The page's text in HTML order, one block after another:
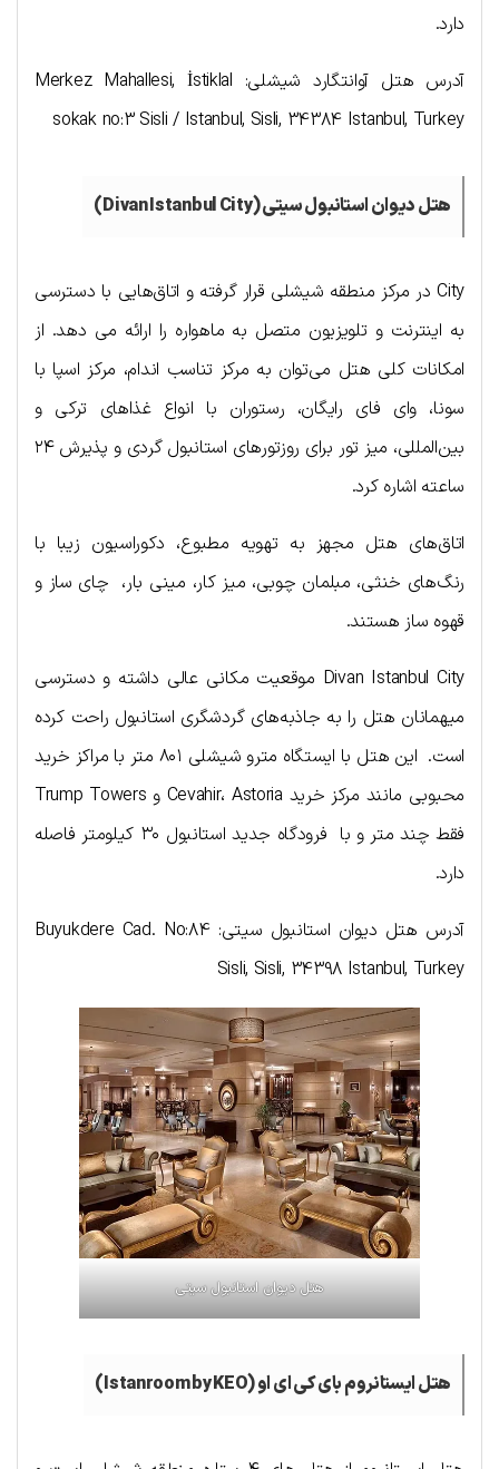
دارد.
آدرس هتل آوانتگارد شیشلی: Merkez Mahallesi, İstiklal
sokak no:3 Sisli / Istanbul, Sisli, 34384 Istanbul, Turkey
هتل دیوان استانبول سیتی (Divan Istanbul City)
City در مرکز منطقه شیشلی قرار گرفته و اتاق‌هایی با دسترسی
به اینترنت و تلویزیون متصل به ماهواره را ارائه می دهد. از
امکانات کلی هتل می‌توان به مرکز تناسب اندام، مرکز اسپا با
سونا، وای فای رایگان، رستوران با انواع غذاهای ترکی و
بین‌المللی، میز تور برای روزتورهای استانبول گردی و پذیرش ۲۴
ساعته اشاره کرد.
اتاق‌های هتل مجهز به تهویه مطبوع، دکوراسیون زیبا با
رنگ‌های خنثی، مبلمان چوبی، میز کار، مینی بار، چای ساز و
قهوه ساز هستند.
Divan Istanbul City موقعیت مکانی عالی داشته و دسترسی
میهمانان هتل را به جاذبه‌های گردشگری استانبول راحت کرده
است. این هتل با ایستگاه مترو شیشلی ۸۰۱ متر با مراکز خرید
محبوبی مانند مرکز خرید Cevahir، Astoria و Trump Towers
فقط چند متر و با فرودگاه جدید استانبول ۳۰ کیلومتر فاصله
دارد.
آدرس هتل دیوان استانبول سیتی: Buyukdere Cad. No:84
Sisli, Sisli, 34398 Istanbul, Turkey
هتل دیوان استانبولسیتی
هتل ایستانروم بای کی ای او (Istanroom by KEO)